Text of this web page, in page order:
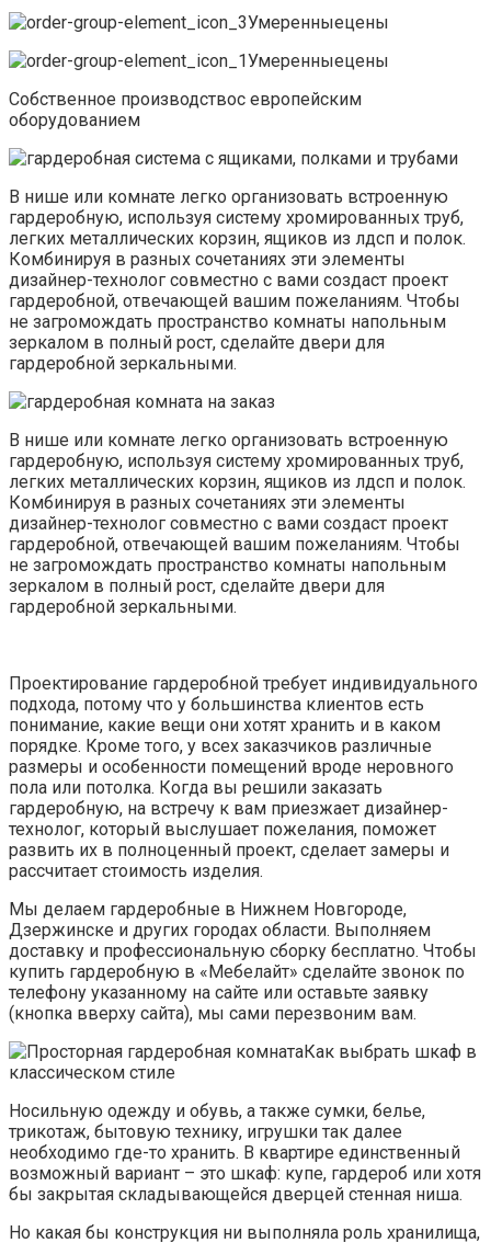
Умеренныецены
Умеренныецены
Собственное производствос европейским
оборудованием
В нише или комнате легко организовать встроенную
гардеробную, используя систему хромированных труб,
легких металлических корзин, ящиков из лдсп и полок.
Комбинируя в разных сочетаниях эти элементы
дизайнер-технолог совместно с вами создаст проект
гардеробной, отвечающей вашим пожеланиям. Чтобы
не загромождать пространство комнаты напольным
зеркалом в полный рост, сделайте двери для
гардеробной зеркальными.
В нише или комнате легко организовать встроенную
гардеробную, используя систему хромированных труб,
легких металлических корзин, ящиков из лдсп и полок.
Комбинируя в разных сочетаниях эти элементы
дизайнер-технолог совместно с вами создаст проект
гардеробной, отвечающей вашим пожеланиям. Чтобы
не загромождать пространство комнаты напольным
зеркалом в полный рост, сделайте двери для
гардеробной зеркальными.
Проектирование гардеробной требует индивидуального
подхода, потому что у большинства клиентов есть
понимание, какие вещи они хотят хранить и в каком
порядке. Кроме того, у всех заказчиков различные
размеры и особенности помещений вроде неровного
пола или потолка. Когда вы решили заказать
гардеробную, на встречу к вам приезжает дизайнер-
технолог, который выслушает пожелания, поможет
развить их в полноценный проект, сделает замеры и
рассчитает стоимость изделия.
Мы делаем гардеробные в Нижнем Новгороде,
Дзержинске и других городах области. Выполняем
доставку и профессиональную сборку бесплатно. Чтобы
купить гардеробную в «Мебелайт» сделайте звонок по
телефону указанному на сайте или оставьте заявку
(кнопка вверху сайта), мы сами перезвоним вам.
Как выбрать шкаф в
классическом стиле
Носильную одежду и обувь, а также сумки, белье,
трикотаж, бытовую технику, игрушки так далее
необходимо где-то хранить. В квартире единственный
возможный вариант – это шкаф: купе, гардероб или хотя
бы закрытая складывающейся дверцей стенная ниша.
Но какая бы конструкция ни выполняла роль хранилища,